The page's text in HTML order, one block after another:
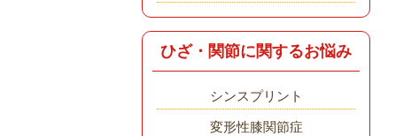
ひざ・関節に関するお悩み
シンスプリント
変形性膝関節症